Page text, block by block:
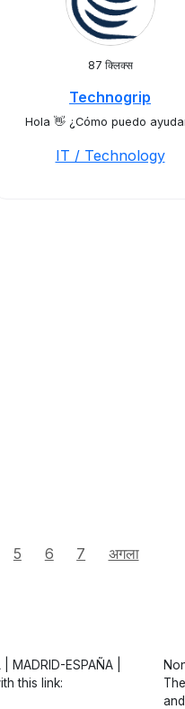
87 क्लिक्स
Technogrip
Hola 👋 ¿Cómo puedo
IT / Technology
5 6 7 अगला
MADRID-ESPAÑA |
this link: